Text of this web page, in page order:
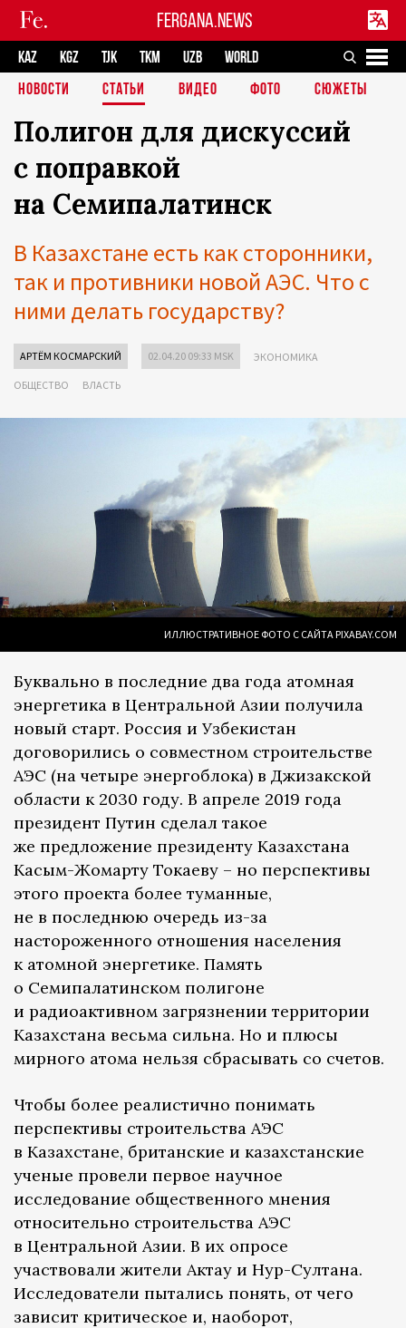
FERGANA.NEWS
KAZ KGZ TJK TKM UZB
WORLD
НОВОСТИ
СТАТЬИ ВИДЕО ФОТО СЮЖЕТЫ
Полигон для дискуссий
с поправкой
на Семипалатинск
В Казахстане есть как сторонники,
так и противники новой АЭС. Что с
ними делать государству?
АРТЁМ КОСМАРСКИЙ 02.04.20 09:33 MSK ЭКОНОМИКА
ОБЩЕСТВО ВЛАСТЬ
ИЛЛЮСТРАТИВНОЕ ФОТО С САЙТА PIXABAY.COM
Буквально в последние два года атомная
энергетика в Центральной Азии получила
новый старт. Россия и Узбекистан
договорились о совместном строительстве
АЭС (на четыре энергоблока) в Джизакской
области к 2030 году. В апреле 2019 года
президент Путин сделал такое
же предложение президенту Казахстана
Касым-Жомарту Токаеву – но перспективы
этого проекта более туманные,
не в последнюю очередь из-за
настороженного отношения населения
к атомной энергетике. Память
о Семипалатинском полигоне
и радиоактивном загрязнении территории
Казахстана весьма сильна. Но и плюсы
мирного атома нельзя сбрасывать со счетов.
Чтобы более реалистично понимать
перспективы строительства АЭС
в Казахстане, британские и казахстанские
ученые провели первое научное
исследование общественного мнения
относительно строительства АЭС
в Центральной Азии. В их опросе
участвовали жители Актау и Нур-Султана.
Исследователи пытались понять, от чего
зависит критическое и, наоборот,